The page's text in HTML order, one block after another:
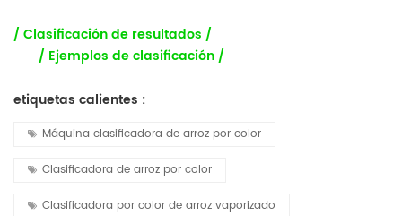
/ Clasificación de resultados /
/ Ejemplos de clasificación /
etiquetas calientes :
Máquina clasificadora de arroz por color
Clasificadora de arroz por color
Clasificadora por color de arroz vaporizado